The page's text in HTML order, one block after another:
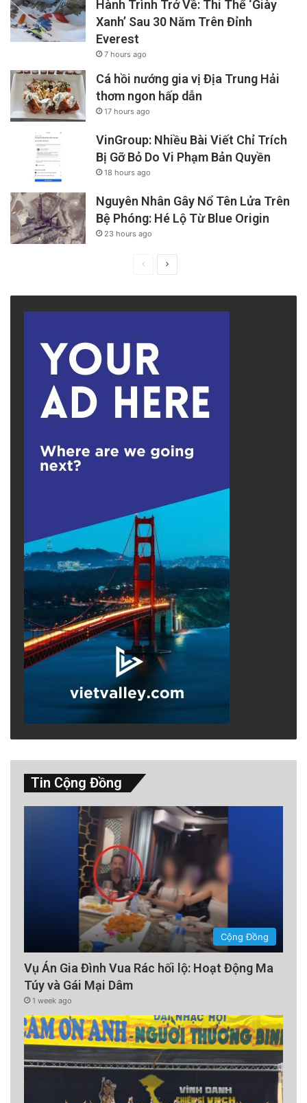
Hành Trình Trở Về: Thi Thể ‘Giày
Xanh’ Sau 30 Năm Trên Đỉnh
Everest
7 hours ago
Cá hồi nướng gia vị Địa Trung Hải
thơm ngon hấp dẫn
17 hours ago
VinGroup: Nhiều Bài Viết Chỉ Trích
Bị Gỡ Bỏ Do Vi Phạm Bản Quyền
18 hours ago
Nguyên Nhân Gây Nổ Tên Lửa Trên
Bệ Phóng: Hé Lộ Từ Blue Origin
23 hours ago
PreviousNext
Tin Cộng Đồng
Cộng Đồng
Vụ Án Gia Đình Vua Rác hối lộ: Hoạt Động Ma
Túy và Gái Mại Dâm
1 week ago